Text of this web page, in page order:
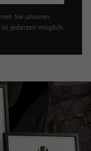
Sie unseren
ist jederzeit möglich.